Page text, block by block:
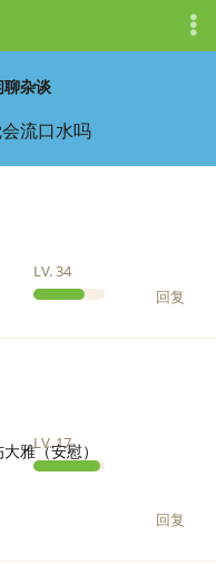
聊杂谈
流口水吗
LV.34
回复
LV.17
雅（安慰）
回复